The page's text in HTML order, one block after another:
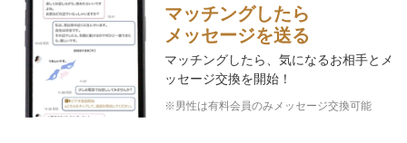
マッチングしたら
メッセージを送る
マッチングしたら、気になるお相手と メ
ッセージ交換を開始！
※男性は有料会員のみメッセージ交換可能